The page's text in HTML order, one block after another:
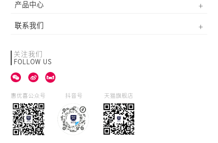
产品中心
联系我们
关注我们
FOLLOW US
惠优喜公众号 抖音号 天猫旗舰店